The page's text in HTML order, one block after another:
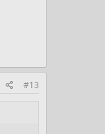
#13